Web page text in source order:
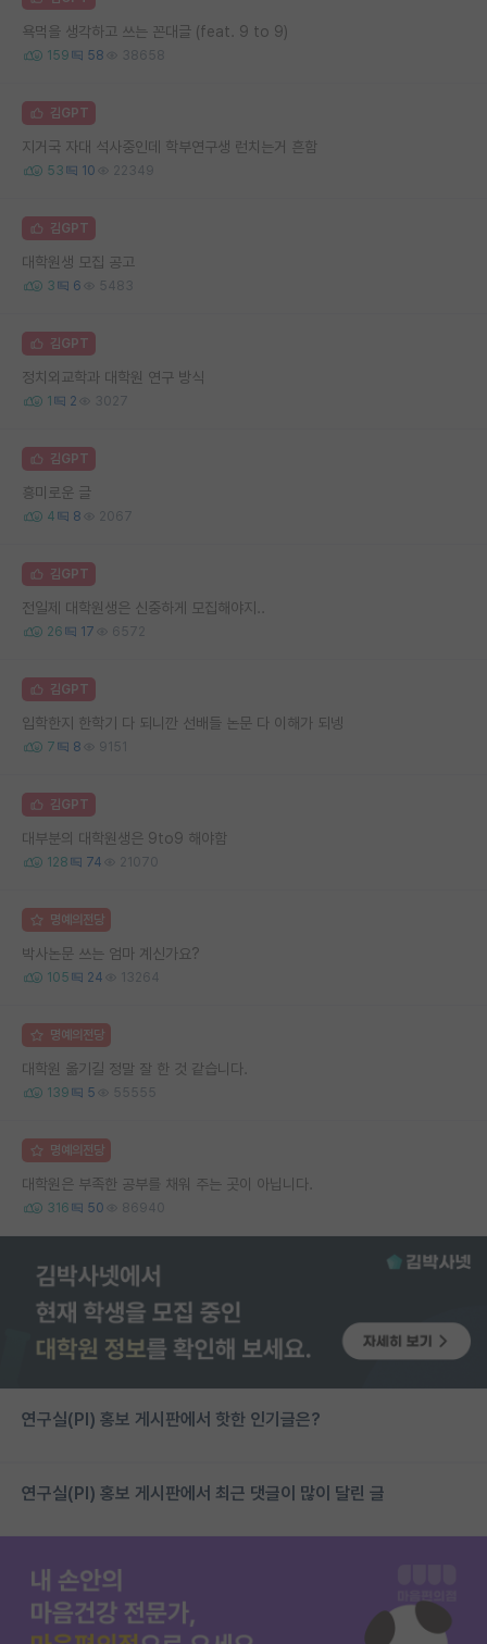
욕먹을 생각하고 쓰는 꼰대글 (feat. 9 to 9)
159 58 38658
김GPT
지거국 자대 석사중인데 학부연구생 런치는거 흔함
53 10 22349
김GPT
대학원생 모집 공고
3 6 5483
김GPT
정치외교학과 대학원 연구 방식
1 2 3027
김GPT
흥미로운 글
4 8 2067
김GPT
전일제 대학원생은 신중하게 모집해야지..
26 17 6572
김GPT
입학한지 한학기 다 되니깐 선배들 논문 다 이해가 되넹
7 8 9151
김GPT
대부분의 대학원생은 9to9 해야함
128 74 21070
명예의전당
박사논문 쓰는 엄마 계신가요?
105 24 13264
명예의전당
대학원 옮기길 정말 잘 한 것 같습니다.
139 5 55555
명예의전당
대학원은 부족한 공부를 채워 주는 곳이 아닙니다.
316 50 86940
연구실(PI) 홍보 게시판에서 핫한 인기글은?
연구실(PI) 홍보 게시판에서 최근 댓글이 많이 달린 글